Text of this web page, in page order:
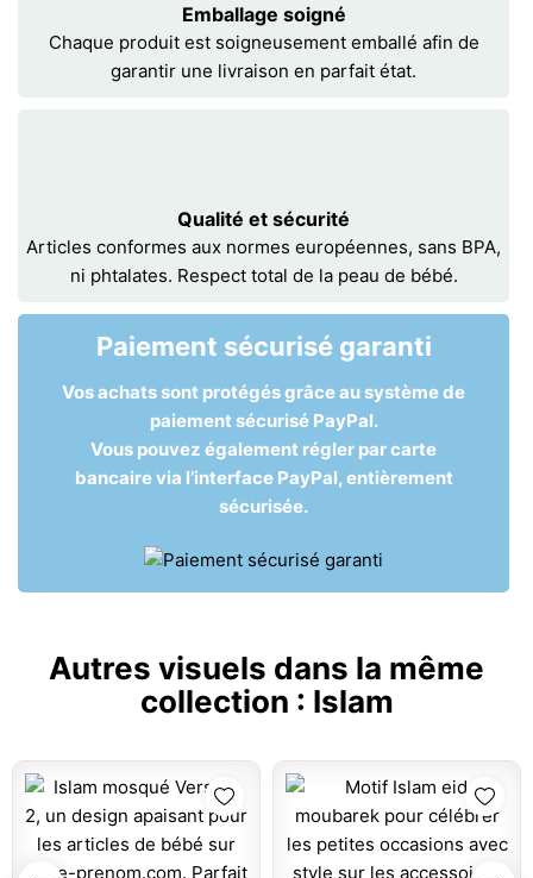
Emballage soigné
Chaque produit est soigneusement emballé afin de
garantir une livraison en parfait état.
Qualité et sécurité
Articles conformes aux normes européennes, sans BPA,
ni phtalates. Respect total de la peau de bébé.
Paiement sécurisé garanti
Vos achats sont protégés grâce au système de
paiement sécurisé PayPal.
Vous pouvez également régler par carte
bancaire via l’interface PayPal, entièrement
sécurisée.
Autres visuels dans la même
collection : Islam